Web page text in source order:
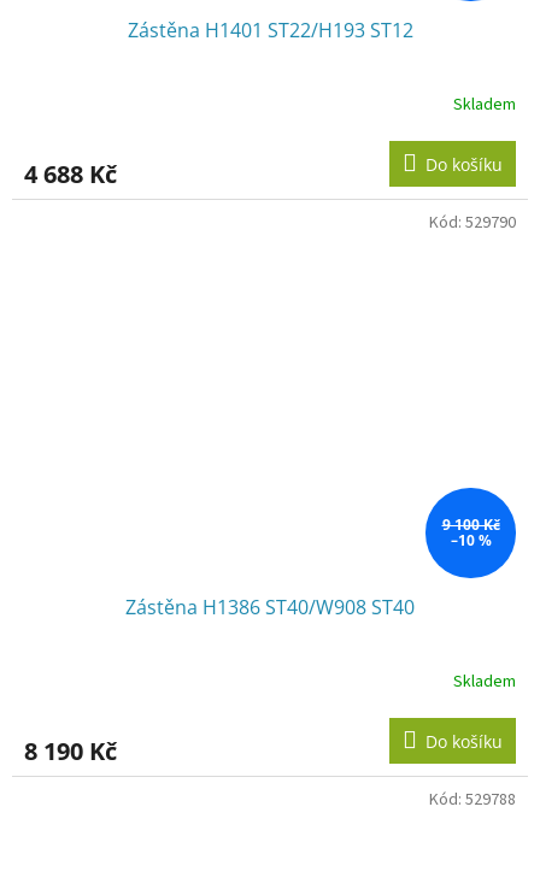
Zástěna H1401 ST22/H193 ST12
Skladem
4 688 Kč Do košíku
9 100 Kč
–10 %
Zástěna H1386 ST40/W908 ST40
Skladem
8 190 Kč Do košíku
Kód: 529790
Kód: 529788